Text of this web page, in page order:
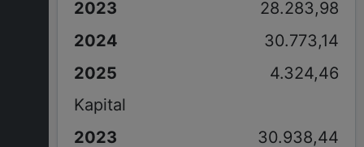
28.283,98
30.773,14
4.324,46
Kapital
30.938,44